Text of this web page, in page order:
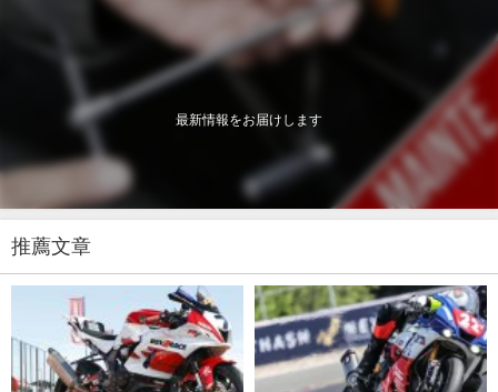
最新情報をお届けします
推薦文章